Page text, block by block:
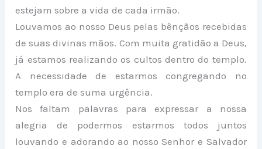
estejam sobre a vida de cada irmão.
Louvamos ao nosso Deus pelas bênçãos recebidas
de suas divinas mãos. Com muita gratidão a Deus,
já estamos realizando os cultos dentro do templo.
A necessidade de estarmos congregando no
templo era de suma urgência.
Nos faltam palavras para expressar a nossa
alegria de podermos estarmos todos juntos
louvando e adorando ao nosso Senhor e Salvador